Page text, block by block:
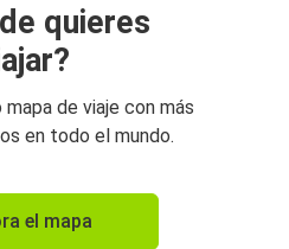
quieres
de viaje con más
en todo el mundo.
el mapa